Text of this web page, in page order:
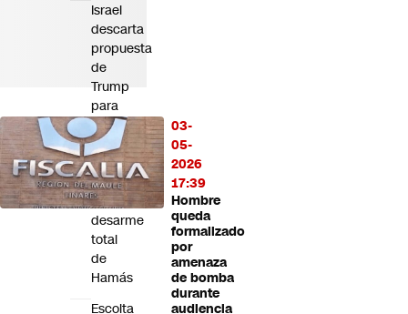
03-
05-
2026
17:39
Hombre
queda
formalizado
por
amenaza
de bomba
durante
audiencia
Israel
descarta
propuesta
de
Trump
para
Gaza:
Netanyahu
mantiene
exigencia
de
desarme
total
de
Hamás
Escolta